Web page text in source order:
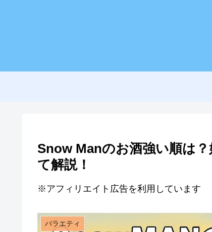
Snow Manのお酒強い順は
て解説！
※アフィリエイト広告を利用しています
バラエティ